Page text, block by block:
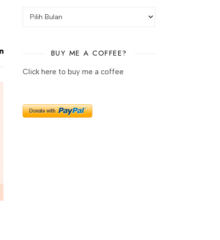
BUY ME A COFFEE?
Click here to buy me a coffee